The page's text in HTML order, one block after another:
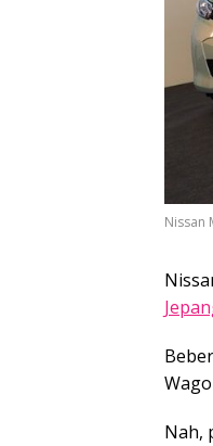
Nissan
Nah,